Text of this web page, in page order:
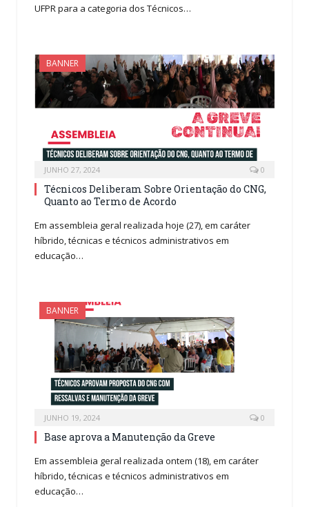
UFPR para a categoria dos Técnicos…
BANNER
JUNHO 27, 2024 0
Técnicos Deliberam Sobre Orientação do CNG,
Quanto ao Termo de Acordo
Em assembleia geral realizada hoje (27), em caráter
híbrido, técnicas e técnicos administrativos em
educação…
BANNER
JUNHO 19, 2024 0
Base aprova a Manutenção da Greve
Em assembleia geral realizada ontem (18), em caráter
híbrido, técnicas e técnicos administrativos em
educação…